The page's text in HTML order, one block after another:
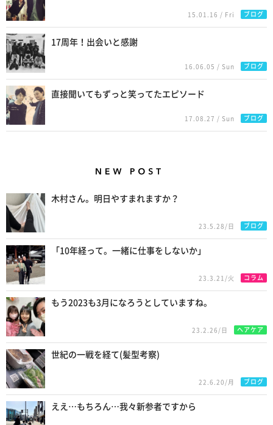
15.01.16 / Fri ブログ
17周年！出会いと感謝
16.06.05 / Sun ブログ
直接聞いてもずっと笑ってたエピソード
17.08.27 / Sun ブログ
木村さん。明日やすまれますか？
23.5.28/日 ブログ
「10年経って。一緒に仕事をしないか」
23.3.21/火 コラム
もう2023も3月になろうとしていますね。
23.2.26/日 ヘアケア
世紀の一戦を経て(髪型考察)
22.6.20/月 ブログ
ええ…もちろん…我々新参者ですから